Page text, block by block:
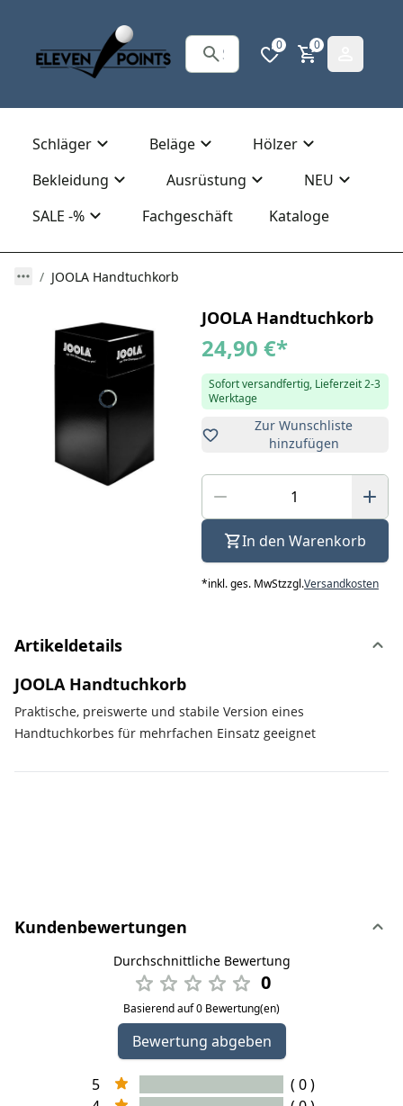
0 0
Schläger Beläge
Hölzer
Bekleidung
Ausrüstung
NEU
SALE -%
Fachgeschäft Kataloge
JOOLA Handtuchkorb
JOOLA Handtuchkorb
24,90 €*
Sofort versandfertig, Lieferzeit 2-3
Werktage
Zur Wunschliste
hinzufügen
In den Warenkorb
*inkl. ges. MwStzzgl.Versandkosten
Artikeldetails
JOOLA Handtuchkorb
Praktische, preiswerte und stabile Version eines
Handtuchkorbes für mehrfachen Einsatz geeignet
Kundenbewertungen
Durchschnittliche Bewertung
0
Basierend auf 0 Bewertung(en)
Bewertung abgeben
5
( 0 )